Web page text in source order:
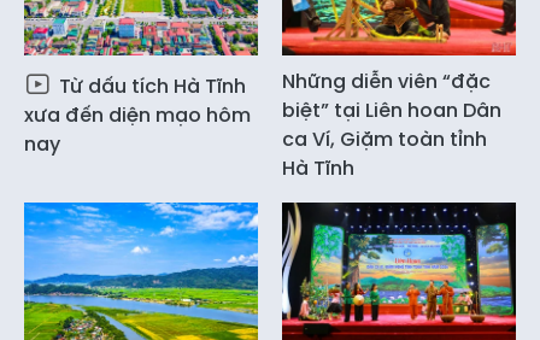
Từ dấu tích Hà Tĩnh
xưa đến diện mạo hôm
nay
Những diễn viên “đặc
biệt” tại Liên hoan Dân
ca Ví, Giặm toàn tỉnh
Hà Tĩnh